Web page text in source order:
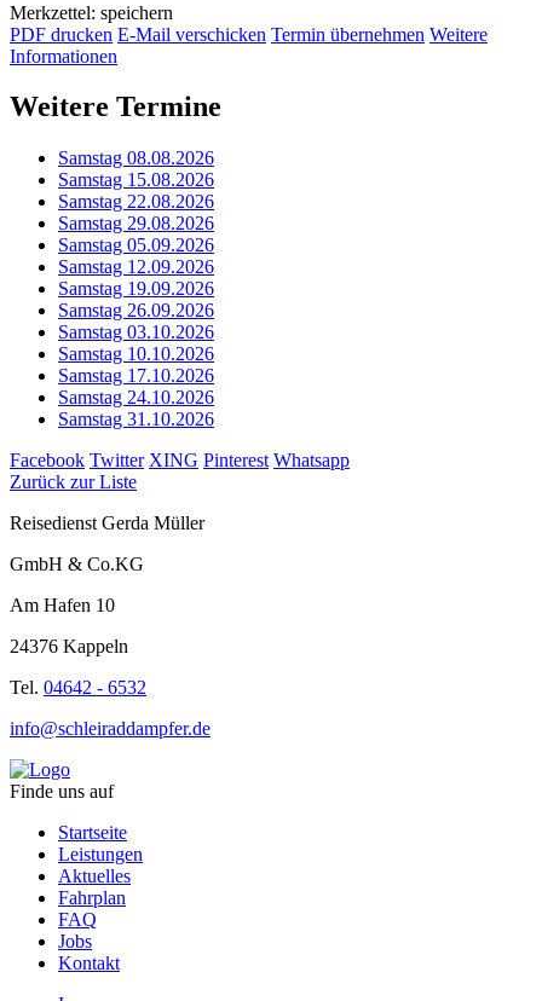
Merkzettel: speichern
PDF drucken E-Mail verschicken Termin übernehmen Weitere
Informationen
Weitere Termine
Samstag 08.08.2026
Samstag 15.08.2026
Samstag 22.08.2026
Samstag 29.08.2026
Samstag 05.09.2026
Samstag 12.09.2026
Samstag 19.09.2026
Samstag 26.09.2026
Samstag 03.10.2026
Samstag 10.10.2026
Samstag 17.10.2026
Samstag 24.10.2026
Samstag 31.10.2026
Facebook Twitter XING Pinterest Whatsapp
Zurück zur Liste
Reisedienst Gerda Müller
GmbH & Co.KG
Am Hafen 10
24376 Kappeln
Tel. 04642 - 6532
info@schleiraddampfer.de
Finde uns auf
Startseite
Leistungen
Aktuelles
Fahrplan
FAQ
Jobs
Kontakt